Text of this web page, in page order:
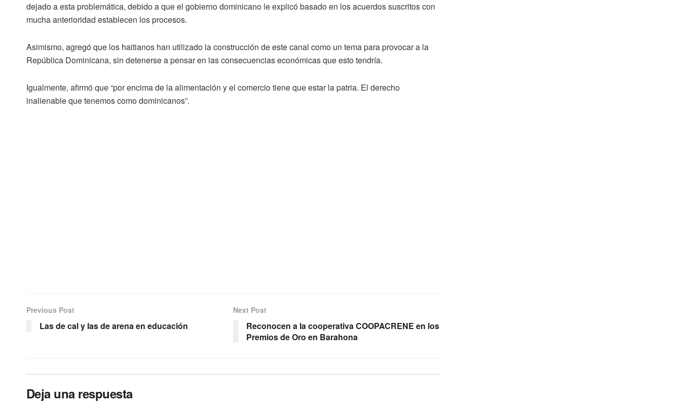
dejado a esta problemática, debido a que el gobierno dominicano le explicó basado en los acuerdos suscritos con
mucha anterioridad establecen los procesos.
Asimismo, agregó que los haitianos han utilizado la construcción de este canal como un tema para provocar a la
República Dominicana, sin detenerse a pensar en las consecuencias económicas que esto tendría.
Igualmente, afirmó que “por encima de la alimentación y el comercio tiene que estar la patria. El derecho
inalienable que tenemos como dominicanos”.
Previous Post
Las de cal y las de arena en educación
Next Post
Reconocen a la cooperativa COOPACRENE en los
Premios de Oro en Barahona
Deja una respuesta